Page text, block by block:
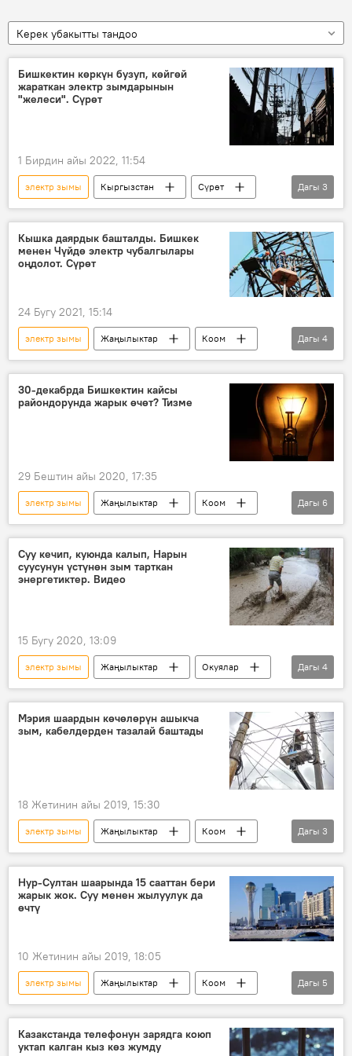
Керек убакытты тандоо
Бишкектин көркүн бузуп, көйгөй
жараткан электр зымдарынын
"желеси". Сүрөт
1 Бирдин айы 2022, 11:54
электр зымы Кыргызстан
Сүрөт
Бишкек
желек кабель
Дагы 3
Кышка даярдык башталды. Бишкек
менен Чүйдө электр чубалгылары
оңдолот. Сүрөт
24 Бугу 2021, 15:14
электр зымы Жаңылыктар
Коом
Кыргызстан
кыш
күз
кышка даярдык
Дагы 4
30-декабрда Бишкектин кайсы
райондорунда жарык өчөт? Тизме
29 Бештин айы 2020, 17:35
электр зымы Жаңылыктар
Коом
Кыргызстан
Бишкек
район
электр жарыгы
Дагы 6
Суу кечип, куюнда калып, Нарын
суусунун үстүнөн зым тарткан
энергетиктер. Видео
15 Бугу 2020, 13:09
электр зымы Жаңылыктар
Окуялар
Кыргызстан
"Чыгышэлектро" ишканасы
Нарын
дарыя
Дагы 4
Мэрия шаардын көчөлөрүн ашыкча
зым, кабелдерден тазалай баштады
18 Жетинин айы 2019, 15:30
электр зымы Жаңылыктар
Коом
Кыргызстан
Бишкек мэриясы
оңдоо
Дагы 3
Нур-Султан шаарында 15 сааттан бери
жарык жок. Суу менен жылуулук да
өчтү
10 Жетинин айы 2019, 18:05
электр зымы Жаңылыктар
Коом
Азия
Дүйнөдө
Казакстан
электр энергиясы
Дагы 5
Казакстанда телефонун зарядга коюп
уктап калган кыз көз жумду